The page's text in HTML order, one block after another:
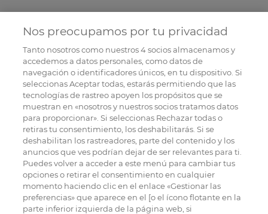
Nos preocupamos por tu privacidad
Tanto nosotros como nuestros4socios almacenamos y
accedemos a datos personales, como datos de
navegación o identificadores únicos, en tu dispositivo. Si
seleccionas Aceptar todas, estarás permitiendo que las
tecnologías de rastreo apoyen los propósitos que se
muestran en «nosotros y nuestros socios tratamos datos
para proporcionar». Si seleccionas Rechazar todas o
retiras tu consentimiento, los deshabilitarás. Si se
deshabilitan los rastreadores, parte del contenido y los
anuncios que ves podrían dejar de ser relevantes para ti.
Puedes volver a acceder a este menú para cambiar tus
opciones o retirar el consentimiento en cualquier
momento haciendo clic en el enlace «Gestionar las
preferencias» que aparece en el [o el ícono flotante en la
parte inferior izquierda de la página web, si